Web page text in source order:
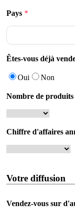
Pays *
Êtes-vous déjà
Oui Non
Nombre de produits
Chiffre d'affaires
Votre diffusion
Vendez-vous sur